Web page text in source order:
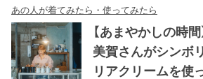
あの人が着てみたら・使ってみたら
【あまやかしの時
美賀さんがシンボ
リアクリームを使